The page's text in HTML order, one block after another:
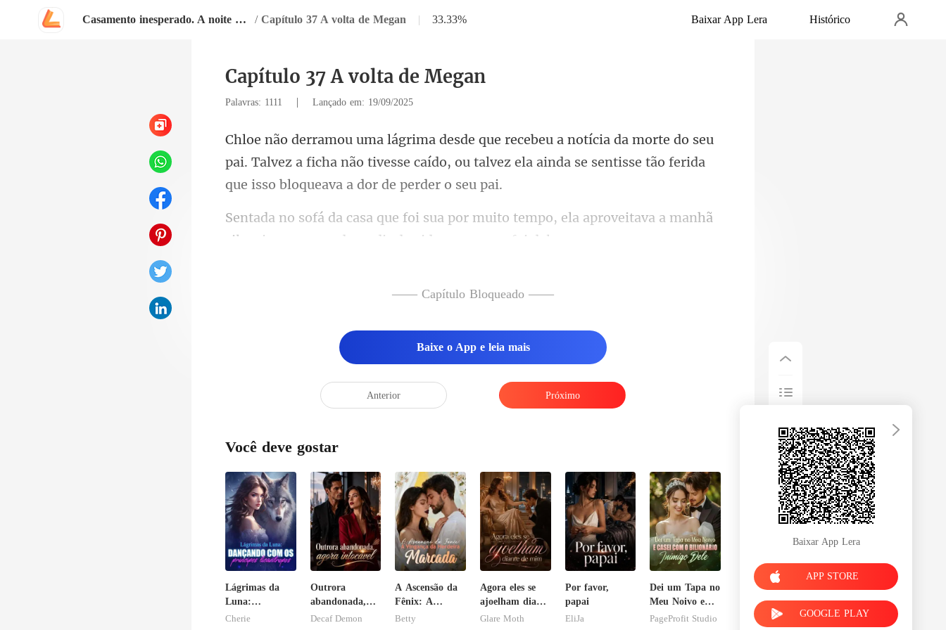
Casamento inesperado. A noite que mudou minha vida / Capítulo 37 A volta de Megan | 33.33% Baixar App Lera Histórico
Capítulo 37 A volta de Megan
Palavras: 1111 | Lançado em: 19/09/2025
do seu
pai. Talvez a ficha não tivesse caído, ou talvez ela ainda
o tempo, ela aproveitava a manhã
silenciosa
—— Capítulo Bloqueado ——
Baixe o App e leia mais
Anterior Próximo
Você deve gostar
Lágrimas da
Luna:
Dançando com
Cherie
Outrora
abandonada,
agora intocável
Decaf Demon
A Ascensão da
Fênix: A
Vingança da
Betty
Agora eles se
ajoelham diante
de mim
Glare Moth
Por favor,
papai
EliJa
Dei um Tapa no
Meu Noivo e
Casei com o
PageProfit Studio
Baixar App Lera
APP STORE
GOOGLE PLAY